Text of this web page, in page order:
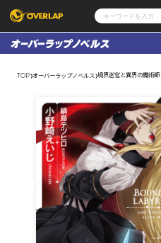
コミックガルド
コミッククリエ
その他
コミックエッセイ
ポケットモンスター
アニメ
ゲーム
企業
会社概要
採用情報
アクセス
オーバーラップホールディングス
オーバー
オーバーラ
TOP オーバーラップノベルス 境界迷宮と異界の魔術師